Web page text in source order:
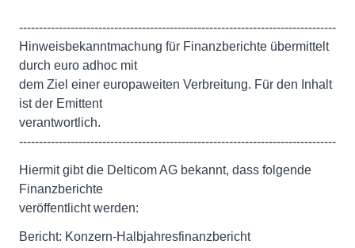
--------------------------------------------------------------------------------
Hinweisbekanntmachung für Finanzberichte übermittelt
durch euro adhoc mit
dem Ziel einer europaweiten Verbreitung. Für den Inhalt
ist der Emittent
verantwortlich.
--------------------------------------------------------------------------------
Hiermit gibt die Delticom AG bekannt, dass folgende
Finanzberichte
veröffentlicht werden:
Bericht: Konzern-Halbjahresfinanzbericht